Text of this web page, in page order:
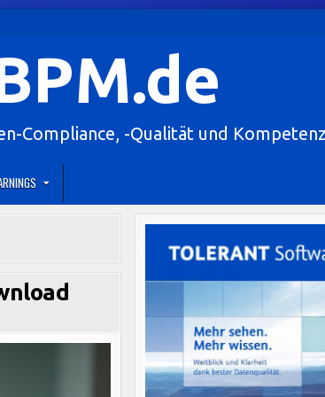
Compliance, -Qualität und Kompetenz